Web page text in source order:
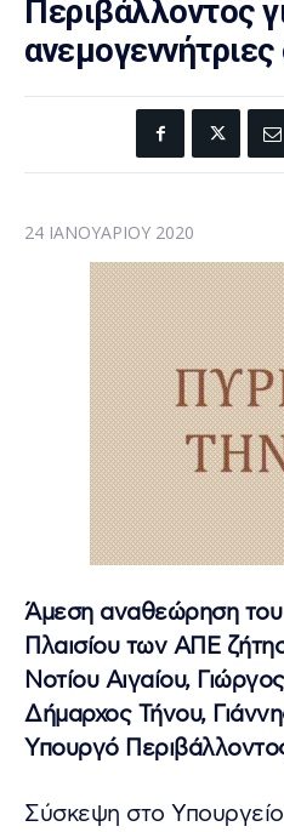
Περιβάλλοντος
24 ΙΑΝΟΥΑΡΊΟΥ 2020
Άμεση αναθεώρηση του
Πλαισίου των ΑΠΕ
Νοτίου Αιγαίου,
Δήμαρχος Τήνου,
Υπουργό
Σύσκεψη στο